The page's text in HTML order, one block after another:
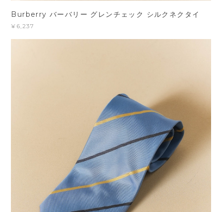
Burberry バーバリー グレンチェック シルクネクタイ
¥6,237